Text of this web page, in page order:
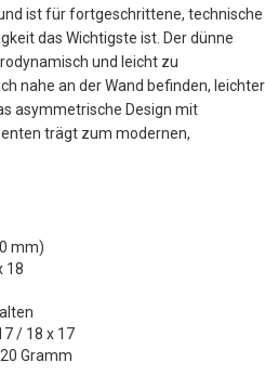
ist für fortgeschrittene, technische
das Wichtigste ist. Der dünne
und leicht zu
nahe an der Wand befinden, leichter
asymmetrische Design mit
trägt zum modernen,
mm)
18
/ 18 x 17
Gramm